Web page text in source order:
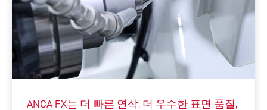
ANCA FX는 더 빠른 연삭, 더 우수한 표면 품질,